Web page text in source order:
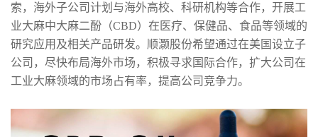
索，海外子公司计划与海外高校、科研机构等合作，开展工
业大麻中大麻二酚（CBD）在医疗、保健品、食品等领域的
研究应用及相关产品研发。顺灏股份希望通过在美国设立子
公司，尽快布局海外市场，积极寻求国际合作，扩大公司在
工业大麻领域的市场占有率，提高公司竞争力。